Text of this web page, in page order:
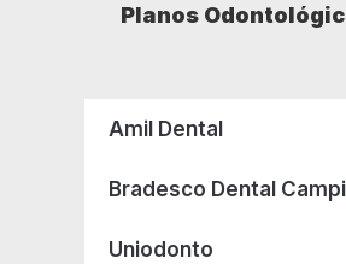
Planos
Amil Dental
Bradesco Dental
Uniodonto